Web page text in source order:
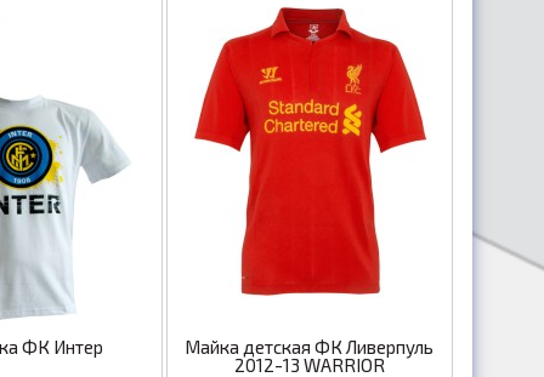
ФК Интер
Майка детская ФК Ливерпуль
2012-13 WARRIOR